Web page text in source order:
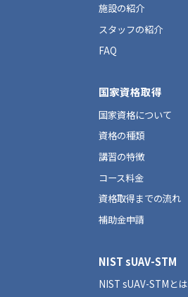
施設の紹介
スタッフの紹介
FAQ
国家資格取得
国家資格について
資格の種類
講習の特徴
コース料金
資格取得までの流れ
補助金申請
NIST sUAV-STM
NIST sUAV-STMとは